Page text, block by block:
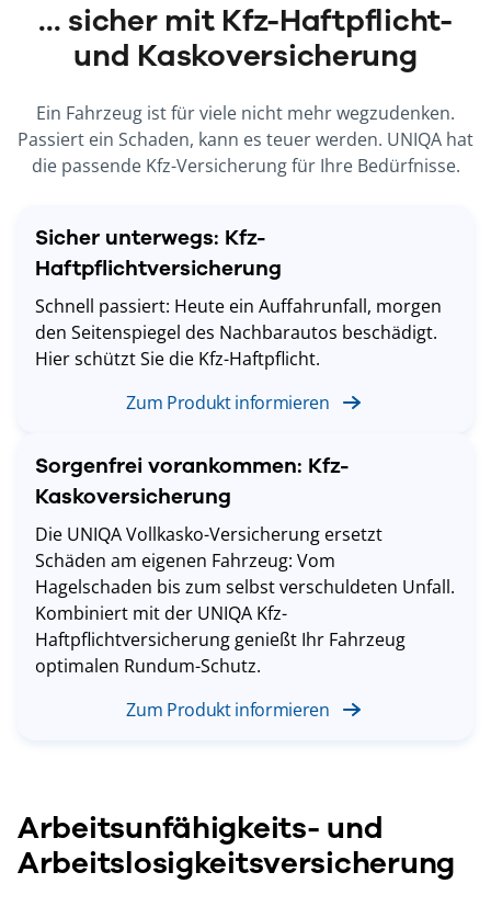
... sicher mit Kfz-Haftpflicht-
und Kaskoversicherung
Ein Fahrzeug ist für viele nicht mehr wegzudenken.
Passiert ein Schaden, kann es teuer werden. UNIQA hat
die passende Kfz-Versicherung für Ihre Bedürfnisse.
Zum Produkt informieren
Sicher unterwegs: Kfz-
Haftpflichtversicherung
Schnell passiert: Heute ein Auffahrunfall, morgen
den Seitenspiegel des Nachbarautos beschädigt.
Hier schützt Sie die Kfz-Haftpflicht.
Zum Produkt informieren
Sorgenfrei vorankommen: Kfz-
Kaskoversicherung
Die UNIQA Vollkasko-Versicherung ersetzt
Schäden am eigenen Fahrzeug: Vom
Hagelschaden bis zum selbst verschuldeten Unfall.
Kombiniert mit der UNIQA Kfz-
Haftpflichtversicherung genießt Ihr Fahrzeug
optimalen Rundum-Schutz.
Arbeitsunfähigkeits- und
Arbeitslosigkeitsversicherung